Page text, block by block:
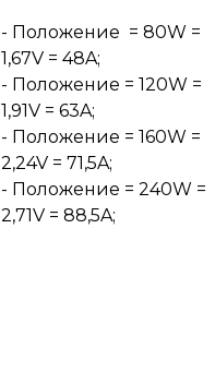
- Положение = 80W =
1,67V = 48A;
- Положение = 120W =
1,91V = 63A;
- Положение = 160W =
2,24V = 71,5A;
- Положение = 240W =
2,71V = 88,5A;